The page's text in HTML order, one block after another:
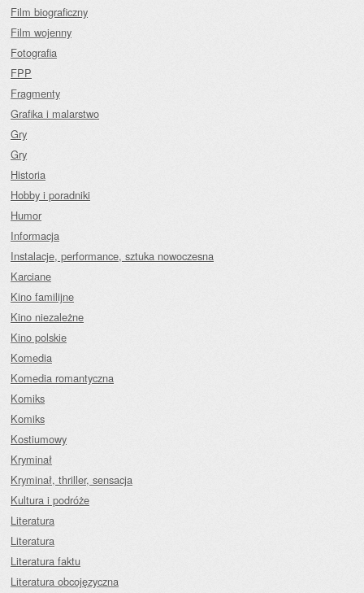
Film biograficzny
Film wojenny
Fotografia
FPP
Fragmenty
Grafika i malarstwo
Gry
Gry
Historia
Hobby i poradniki
Humor
Informacja
Instalacje, performance, sztuka nowoczesna
Karciane
Kino familijne
Kino niezależne
Kino polskie
Komedia
Komedia romantyczna
Komiks
Komiks
Kostiumowy
Kryminał
Kryminał, thriller, sensacja
Kultura i podróże
Literatura
Literatura
Literatura faktu
Literatura obcojęzyczna